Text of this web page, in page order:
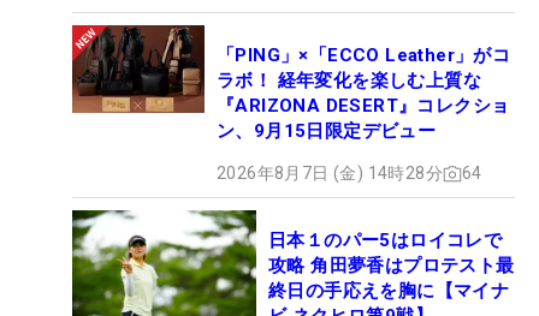
分をもう少し磨いて、楽しく4日間プレーできたら
いいなと思います」。親友に最高の報告を届けるた
め、新たな環境、新たな技、新たなボールとともに
合格への準備を進めていく。（文・間宮輝憲）
「PING」×「ECCO Leather」がコ
ラボ！ 経年変化を楽しむ上質な
『ARIZONA DESERT』コレクショ
ン、9月15日限定デビュー
2026年8月7日 (金) 14時28分 64
日本１のパー5はロイコレで
攻略 角田夢香はプロテスト最
終日の手応えを胸に【マイナ